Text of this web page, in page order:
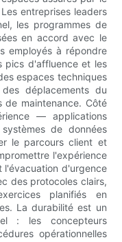
entreprises leaders
les programmes de
en accord avec le
employés à répondre
pics d'affluence et les
espaces techniques
déplacements du
maintenance. Côté
— applications
de données
le parcours client et
l'expérience
l'évacuation d'urgence
des protocoles clairs,
planifiés en
La durabilité est un
: les concepteurs
opérationnelles